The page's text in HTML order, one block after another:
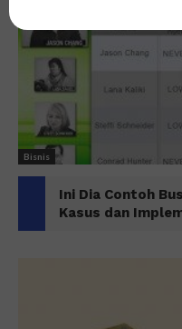
Bisnis
Ini Dia Contoh
Kasus dan